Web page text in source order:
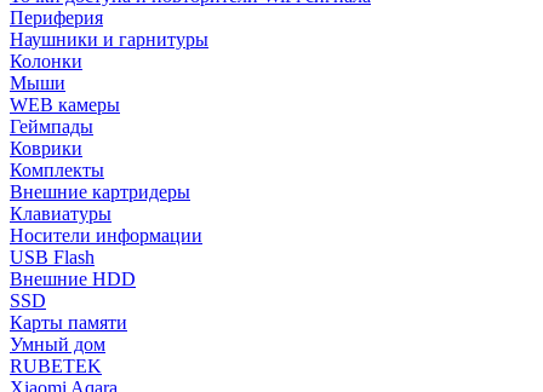
Периферия
Наушники и гарнитуры
Колонки
Мыши
WEB камеры
Геймпады
Коврики
Комплекты
Внешние картридеры
Клавиатуры
Носители информации
USB Flash
Внешние HDD
SSD
Карты памяти
Умный дом
RUBETEK
Xiaomi Aqara